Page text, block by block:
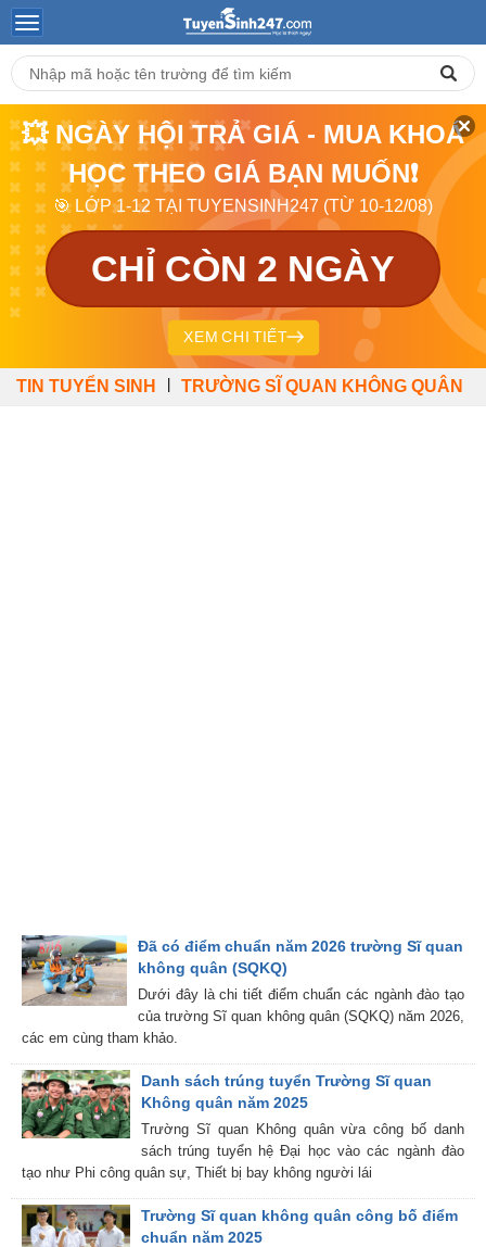
💥 NGÀY HỘI TRẢ GIÁ - MUA KHOÁ
HỌC THEO GIÁ BẠN MUỐN❗
🎯 LỚP 1-12 TẠI TUYENSINH247 (TỪ 10-12/08)
CHỈ CÒN 2 NGÀY
XEM CHI TIẾT
TIN TUYỂN SINH TRƯỜNG SĨ QUAN KHÔNG QUÂN
Đã có điểm chuẩn năm 2026 trường Sĩ quan
không quân (SQKQ)
Dưới đây là chi tiết điểm chuẩn các ngành đào tạo
của trường Sĩ quan không quân (SQKQ) năm 2026,
các em cùng tham khảo.
Danh sách trúng tuyển Trường Sĩ quan
Không quân năm 2025
Trường Sĩ quan Không quân vừa công bố danh
sách trúng tuyển hệ Đại học vào các ngành đào
tạo như Phi công quân sự, Thiết bị bay không người lái
Trường Sĩ quan không quân công bố điểm
chuẩn năm 2025